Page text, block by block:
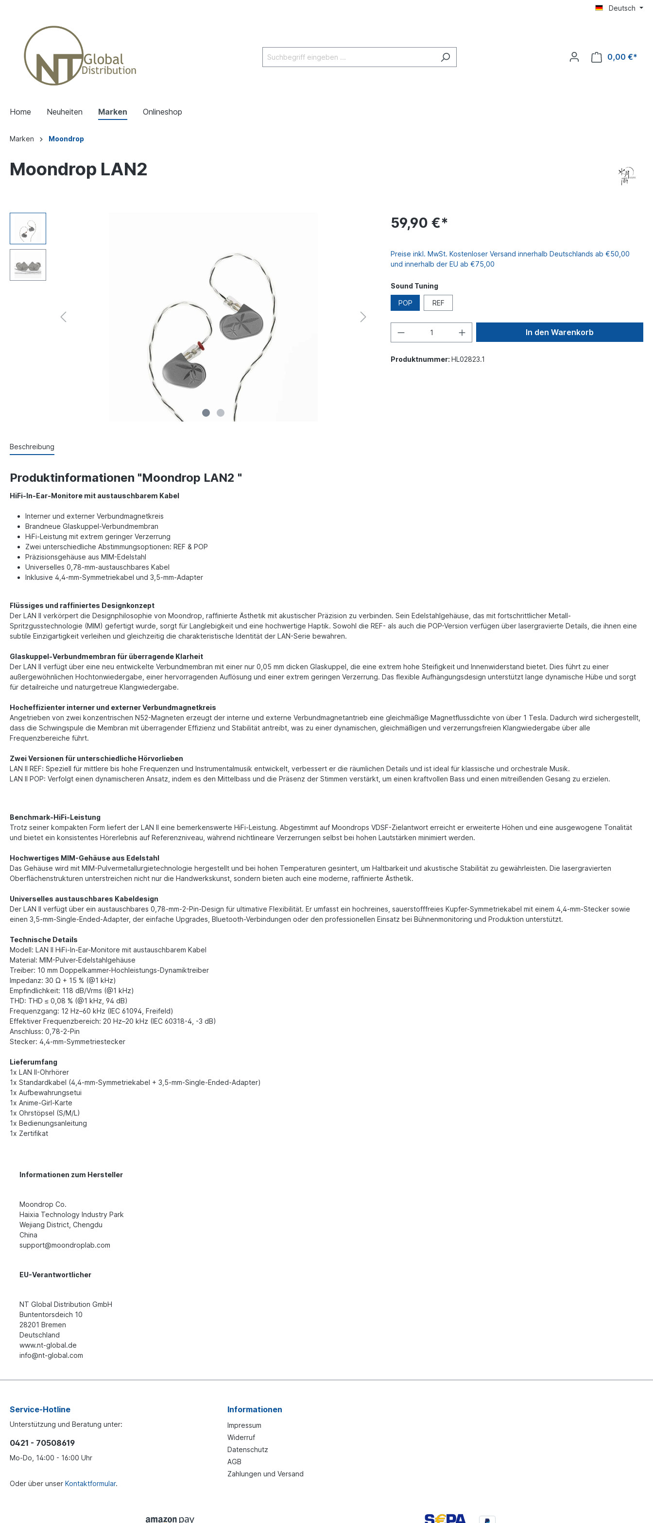
Deutsch
0,00 €*
Home Neuheiten Marken Onlineshop
Marken Moondrop
Moondrop LAN2
59,90 €*
Preise inkl. MwSt. Kostenloser Versand innerhalb Deutschlands ab €50,00
und innerhalb der EU ab €75,00
Sound Tuning
POP REF
In den Warenkorb
Produktnummer: HL02823.1
Beschreibung
Produktinformationen "Moondrop LAN2 "
HiFi-In-Ear-Monitore mit austauschbarem Kabel
Interner und externer Verbundmagnetkreis
Brandneue Glaskuppel-Verbundmembran
HiFi-Leistung mit extrem geringer Verzerrung
Zwei unterschiedliche Abstimmungsoptionen: REF & POP
Präzisionsgehäuse aus MIM-Edelstahl
Universelles 0,78-mm-austauschbares Kabel
Inklusive 4,4-mm-Symmetriekabel und 3,5-mm-Adapter
Flüssiges und raffiniertes Designkonzept
Der LAN II verkörpert die Designphilosophie von Moondrop, raffinierte Ästhetik mit akustischer Präzision zu verbinden. Sein Edelstahlgehäuse, das mit fortschrittlicher Metall-
Spritzgusstechnologie (MIM) gefertigt wurde, sorgt für Langlebigkeit und eine hochwertige Haptik. Sowohl die REF- als auch die POP-Version verfügen über lasergravierte Details, die ihnen eine
subtile Einzigartigkeit verleihen und gleichzeitig die charakteristische Identität der LAN-Serie bewahren.
Glaskuppel-Verbundmembran für überragende Klarheit
Der LAN II verfügt über eine neu entwickelte Verbundmembran mit einer nur 0,05 mm dicken Glaskuppel, die eine extrem hohe Steifigkeit und Innenwiderstand bietet. Dies führt zu einer
außergewöhnlichen Hochtonwiedergabe, einer hervorragenden Auflösung und einer extrem geringen Verzerrung. Das flexible Aufhängungsdesign unterstützt lange dynamische Hübe und sorgt
für detailreiche und naturgetreue Klangwiedergabe.
Hocheffizienter interner und externer Verbundmagnetkreis
Angetrieben von zwei konzentrischen N52-Magneten erzeugt der interne und externe Verbundmagnetantrieb eine gleichmäßige Magnetflussdichte von über 1 Tesla. Dadurch wird sichergestellt,
dass die Schwingspule die Membran mit überragender Effizienz und Stabilität antreibt, was zu einer dynamischen, gleichmäßigen und verzerrungsfreien Klangwiedergabe über alle
Frequenzbereiche führt.
Zwei Versionen für unterschiedliche Hörvorlieben
LAN II REF: Speziell für mittlere bis hohe Frequenzen und Instrumentalmusik entwickelt, verbessert er die räumlichen Details und ist ideal für klassische und orchestrale Musik.
LAN II POP: Verfolgt einen dynamischeren Ansatz, indem es den Mittelbass und die Präsenz der Stimmen verstärkt, um einen kraftvollen Bass und einen mitreißenden Gesang zu erzielen.
Benchmark-HiFi-Leistung
Trotz seiner kompakten Form liefert der LAN II eine bemerkenswerte HiFi-Leistung. Abgestimmt auf Moondrops VDSF-Zielantwort erreicht er erweiterte Höhen und eine ausgewogene Tonalität
und bietet ein konsistentes Hörerlebnis auf Referenzniveau, während nichtlineare Verzerrungen selbst bei hohen Lautstärken minimiert werden.
Hochwertiges MIM-Gehäuse aus Edelstahl
Das Gehäuse wird mit MIM-Pulvermetallurgietechnologie hergestellt und bei hohen Temperaturen gesintert, um Haltbarkeit und akustische Stabilität zu gewährleisten. Die lasergravierten
Oberflächenstrukturen unterstreichen nicht nur die Handwerkskunst, sondern bieten auch eine moderne, raffinierte Ästhetik.
Universelles austauschbares Kabeldesign
Der LAN II verfügt über ein austauschbares 0,78-mm-2-Pin-Design für ultimative Flexibilität. Er umfasst ein hochreines, sauerstofffreies Kupfer-Symmetriekabel mit einem 4,4-mm-Stecker sowie
einen 3,5-mm-Single-Ended-Adapter, der einfache Upgrades, Bluetooth-Verbindungen oder den professionellen Einsatz bei Bühnenmonitoring und Produktion unterstützt.
Technische Details
Modell: LAN ll HiFi-In-Ear-Monitore mit austauschbarem Kabel
Material: MIM-Pulver-Edelstahlgehäuse
Treiber: 10 mm Doppelkammer-Hochleistungs-Dynamiktreiber
Impedanz: 30 Ω + 15 % (@1 kHz)
Empfindlichkeit: 118 dB/Vrms (@1 kHz)
THD: THD ≤ 0,08 % (@1 kHz, 94 dB)
Frequenzgang: 12 Hz–60 kHz (IEC 61094, Freifeld)
Effektiver Frequenzbereich: 20 Hz–20 kHz (IEC 60318-4, -3 dB)
Anschluss: 0,78-2-Pin
Stecker: 4,4-mm-Symmetriestecker
Lieferumfang
1x LAN II-Ohrhörer
1x Standardkabel (4,4-mm-Symmetriekabel + 3,5-mm-Single-Ended-Adapter)
1x Aufbewahrungsetui
1x Anime-Girl-Karte
1x Ohrstöpsel (S/M/L)
1x Bedienungsanleitung
1x Zertifikat
Informationen zum Hersteller
Moondrop Co.
Haixia Technology Industry Park
Wejiang District, Chengdu
China
support@moondroplab.com
EU-Verantwortlicher
NT Global Distribution GmbH
Buntentorsdeich 10
28201 Bremen
Deutschland
www.nt-global.de
info@nt-global.com
Service-Hotline
Unterstützung und Beratung unter:
0421 - 70508619
Mo-Do, 14:00 - 16:00 Uhr
Oder über unser Kontaktformular.
Informationen
Impressum
Widerruf
Datenschutz
AGB
Zahlungen und Versand